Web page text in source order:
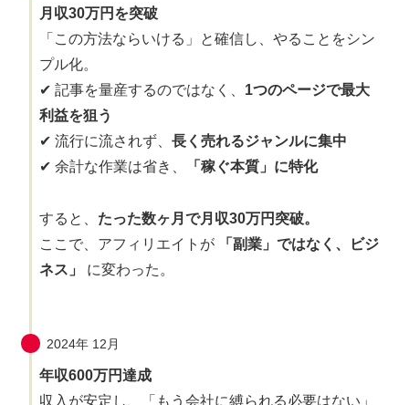
月収30万円を突破
「この方法ならいける」と確信し、やることをシン
プル化。
✔ 記事を量産するのではなく、 1つのページで最大
利益を狙う
✔ 流行に流されず、 長く売れるジャンルに集中
✔ 余計な作業は省き、
「稼ぐ本質」に特化
すると、 たった数ヶ月で月収30万円突破。
ここで、アフィリエイトが
「副業」ではなく、ビジ
ネス」
に変わった。
2024年 12月
年収600万円達成
収入が安定し、「もう会社に縛られる必要はない」